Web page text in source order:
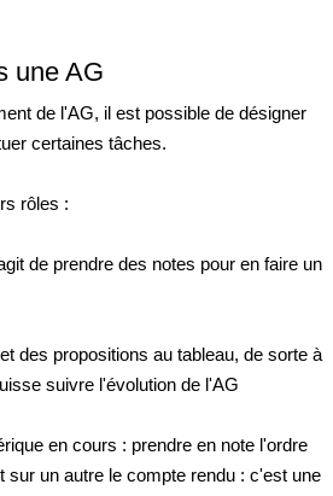
une AG
de l'AG, il est possible de désigner
certaines tâches.
rôles :
de prendre des notes pour en faire un
des propositions au tableau, de sorte à
suivre l'évolution de l'AG
en cours : prendre en note l'ordre
sur un autre le compte rendu : c'est une